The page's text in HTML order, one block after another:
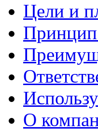
Цели и
О